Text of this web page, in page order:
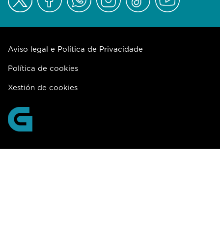
Aviso legal e Política de Privacidade
Política de cookies
Xestión de cookies